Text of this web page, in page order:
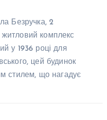
Безручка, 2
комплекс
у 1936 році для
цей будинок
стилем, що нагадує